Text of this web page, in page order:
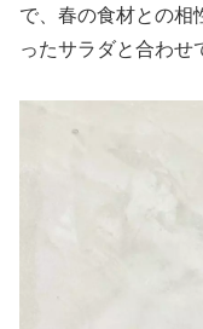
りが立ち上がりま
優しい口当たりで
★ご確認ください
で、春の食材との相
ったサラダと合わせ